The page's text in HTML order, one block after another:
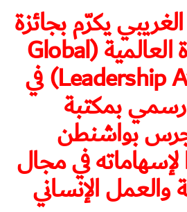
يكرّم بجائزة
القيادة العالمية (Global
Leadership Award) في
بمكتبة
بواشنطن
لإسهاماته في مجال
الإنساني